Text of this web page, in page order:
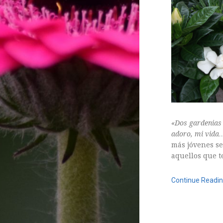
agosto 2018
julio 2018
abril 2018
junio 2017
enero 2017
noviembre 2016
octubre 2016
«Dos
adoro, mi
más jóvenes
aquellos que
Continue